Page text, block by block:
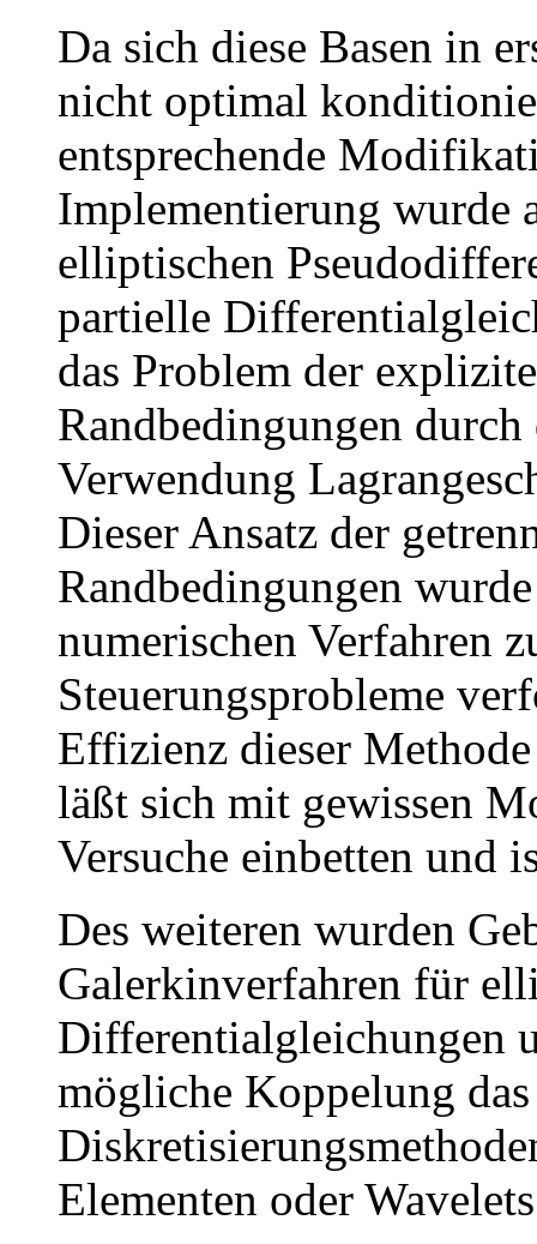
Da sich diese Basen in
nicht optimal
entsprechende
Implementierung wurde
elliptischen
partielle
das Problem der
Randbedingungen
Verwendung
Dieser Ansatz der
Randbedingungen
numerischen Verfahren
Steuerungsprobleme
Effizienz dieser
läßt sich mit gewissen
Versuche einbetten und
Des weiteren wurden
Galerkinverfahren für
Differentialgleichungen
mögliche Koppelung
Elementen oder